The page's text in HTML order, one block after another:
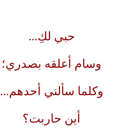
حبي لكِ...
وسام أعلقه بصدري؛
وكلما سألني أحدهم...
أين حاربت؟